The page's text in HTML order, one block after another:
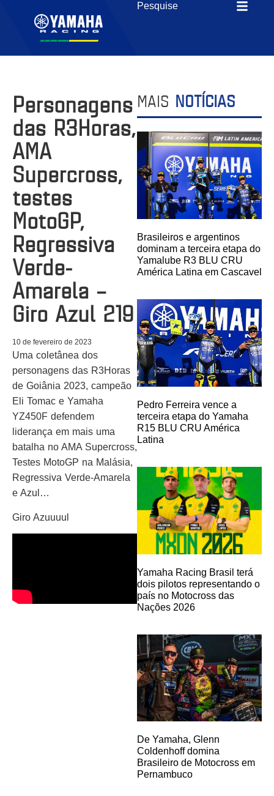
Personagens
das R3Horas,
AMA
Supercross,
testes
MotoGP,
Regressiva
Verde-
Amarela –
Giro Azul 219
10 de fevereiro de 2023
Uma coletânea dos
personagens das R3Horas
de Goiânia 2023, campeão
Eli Tomac e Yamaha
YZ450F defendem
liderança em mais uma
batalha no AMA Supercross,
Testes MotoGP na Malásia,
Regressiva Verde-Amarela
e Azul…
Giro Azuuuul
MAIS NOTÍCIAS
Brasileiros e argentinos
dominam a terceira etapa do
Yamalube R3 BLU CRU
América Latina em Cascavel
Pedro Ferreira vence a
terceira etapa do Yamaha
R15 BLU CRU América
Latina
Yamaha Racing Brasil terá
dois pilotos representando o
país no Motocross das
Nações 2026
De Yamaha, Glenn
Coldenhoff domina
Brasileiro de Motocross em
Pernambuco